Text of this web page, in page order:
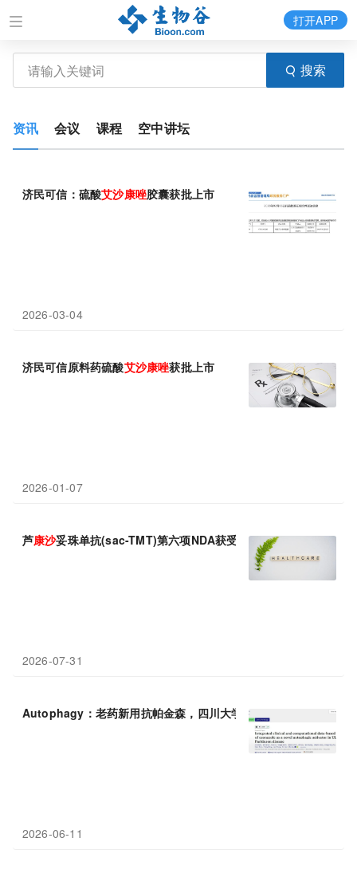
搜索
打开APP
资讯 会议 课程 空中讲坛
济民可信：硫酸艾沙康唑胶囊获批上市
2026-03-04
济民可信原料药硫酸艾沙康唑获批上市
2026-01-07
芦康沙妥珠单抗(sac-TMT)第六项NDA获受理
2026-07-31
Autophagy：老药新用抗帕金森，四川大学刘博等团队发现抗真
2026-06-11